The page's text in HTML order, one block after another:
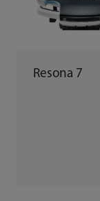
Resona 7